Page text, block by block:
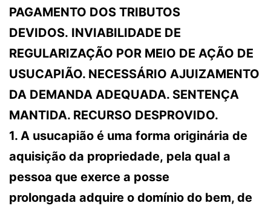
PAGAMENTO DOS TRIBUTOS
DEVIDOS. INVIABILIDADE DE
REGULARIZAÇÃO POR MEIO DE AÇÃO DE
USUCAPIÃO. NECESSÁRIO AJUIZAMENTO
DA DEMANDA ADEQUADA. SENTENÇA
MANTIDA. RECURSO DESPROVIDO.
1. A usucapião é uma forma originária de
aquisição da propriedade, pela qual a
pessoa que exerce a posse
prolongada adquire o domínio do bem, de